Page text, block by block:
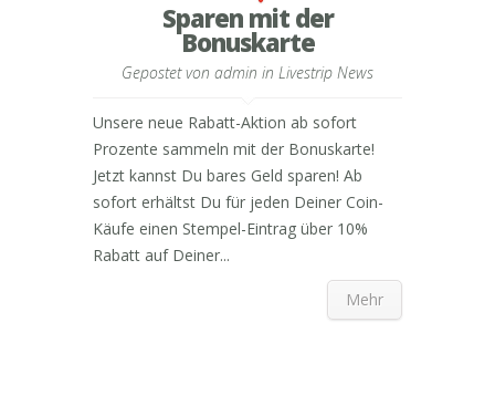
Sparen mit der
Bonuskarte
Gepostet von admin in Livestrip News
Unsere neue Rabatt-Aktion ab sofort
Prozente sammeln mit der Bonuskarte!
Jetzt kannst Du bares Geld sparen! Ab
sofort erhältst Du für jeden Deiner Coin-
Käufe einen Stempel-Eintrag über 10%
Rabatt auf Deiner...
Mehr